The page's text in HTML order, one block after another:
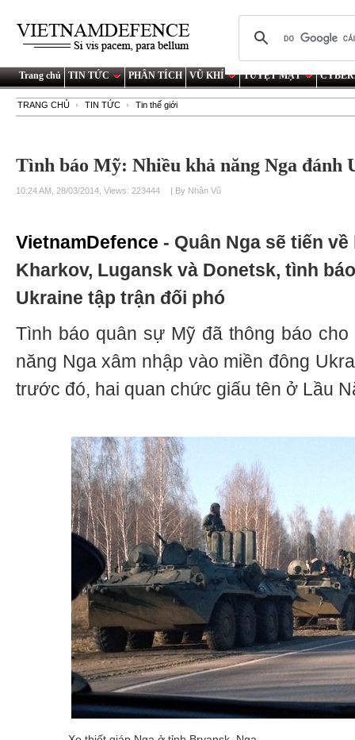
Trang chủ TIN TỨC PHÂN TÍCH VŨ KHÍ TUYỆT MẬT
TRANG CHỦ TIN TỨC Tin thế giới
Tình báo Mỹ: Nhiều khả năng Nga đánh
10:24 AM, 28/03/2014, Views: 223444 | By Nhân Vũ
VietnamDefence - Quân Nga sẽ tiến
Kharkov, Lugansk và Donetsk, tình
Ukraine tập trận đối phó
Tình báo quân sự Mỹ đã thông báo
năng Nga xâm nhập vào miền đông
trước đó, hai quan chức giấu tên ở Lầu